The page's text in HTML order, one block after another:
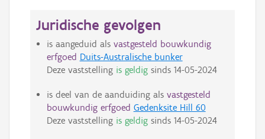
Juridische gevolgen
is aangeduid als vastgesteld bouwkundig
erfgoed Duits-Australische bunker
Deze vaststelling is geldigsinds 14-05-2024
is deel van de aanduiding als vastgesteld
bouwkundig erfgoed Gedenksite Hill 60
Deze vaststelling is geldigsinds 14-05-2024